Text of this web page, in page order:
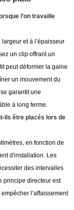
l’on travaille
et à l’épaisseur
un clip offrant un
peut déformer la gaine
un mouvement du
garantit une
à long terme.
ils être placés lors de
en fonction de
d'installation. Les
des intervalles
principe directeur est
l’affaissement